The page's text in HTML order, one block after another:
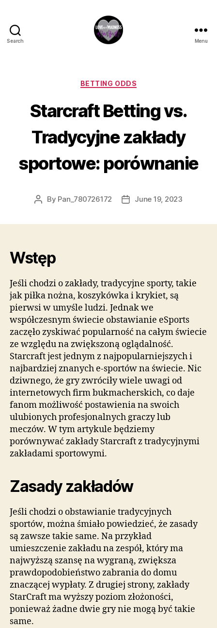
Search Menu
BETTING ODDS
Starcraft Betting vs.
Tradycyjne zakłady
sportowe: porównanie
By Pan_780726172 June 19, 2023
Wstęp
Jeśli chodzi o zakłady, tradycyjne sporty, takie
jak piłka nożna, koszykówka i krykiet, są
pierwsi w umyśle ludzi. Jednak we
współczesnym świecie obstawianie eSports
zaczęło zyskiwać popularność na całym świecie
ze względu na zwiększoną oglądalność.
Starcraft jest jednym z najpopularniejszych i
najbardziej znanych e-sportów na świecie. Nic
dziwnego, że gry zwróciły wiele uwagi od
internetowych firm bukmacherskich, co daje
fanom możliwość postawienia na swoich
ulubionych profesjonalnych graczy lub
meczów. W tym artykule będziemy
porównywać zakłady Starcraft z tradycyjnymi
zakładami sportowymi.
Zasady zakładów
Jeśli chodzi o obstawianie tradycyjnych
sportów, można śmiało powiedzieć, że zasady
są zawsze takie same. Na przykład
umieszczenie zakładu na zespół, który ma
najwyższą szansę na wygraną, zwiększa
prawdopodobieństwo zabrania do domu
znaczącej wypłaty. Z drugiej strony, zakłady
StarCraft ma wyższy poziom złożoności,
ponieważ żadne dwie gry nie mogą być takie
same.